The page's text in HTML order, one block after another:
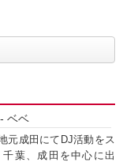
ベベ
元成田にてDJ活動をス
葉、成田を中心に出